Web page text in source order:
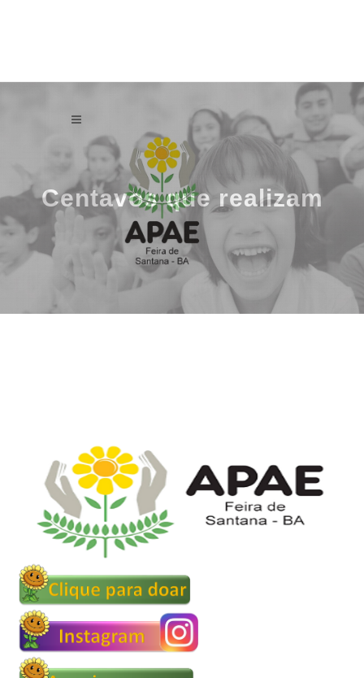
Centavos que realizam